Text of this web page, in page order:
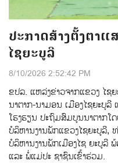
ປະກາດສ້າງຕັ້ງຕາແ
ໄຊຍະບູລີ
8/10/2026 2:52:42 PM
ຂປລ. ແຫລ່ງຂ່າວຈາກແຂວງ ໄຊ
ນາຕາກ-ນາມອນ ເມືອງໄຊຍະບູ
ໂຮງຮຽນ ປະຖົມສົມບູນນາຕາກໂ
ບໍລິຫານງານພັກແຂວງໄຊຍະບູລີ,
ບໍລິຫານງານພັກເມືອງໄຊ ຍະບູລີ
ແລະ ພໍ່ແມ່ປະ ຊາຊົນເຂົ້າຮ່ວມ.